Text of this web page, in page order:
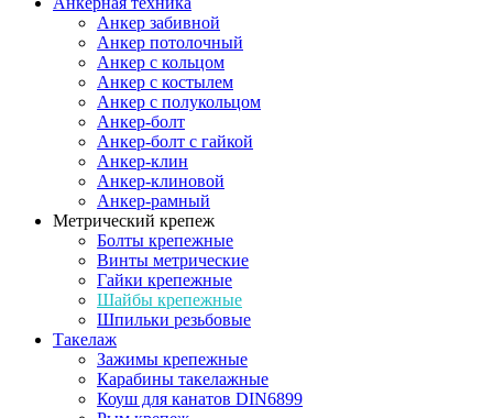
Анкер забивной
Анкер потолочный
Анкер с кольцом
Анкер с костылем
Анкер с полукольцом
Анкер-болт
Анкер-болт с гайкой
Анкер-клин
Анкер-клиновой
Анкер-рамный
Метрический крепеж
Болты крепежные
Винты метрические
Гайки крепежные
Шайбы крепежные
Шпильки резьбовые
Такелаж
Зажимы крепежные
Карабины такелажные
Коуш для канатов DIN6899